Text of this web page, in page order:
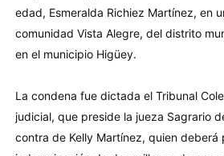
edad, Esmeralda Richiez Martínez, en
comunidad Vista Alegre, del distrito
en el municipio Higüey.
La condena fue dictada el Tribunal
judicial, que preside la jueza Sagrario
contra de Kelly Martínez, quien deberá